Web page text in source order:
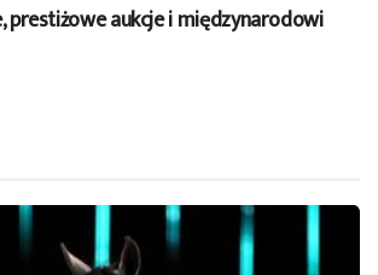
prestiżowe aukcje i międzynarodowi